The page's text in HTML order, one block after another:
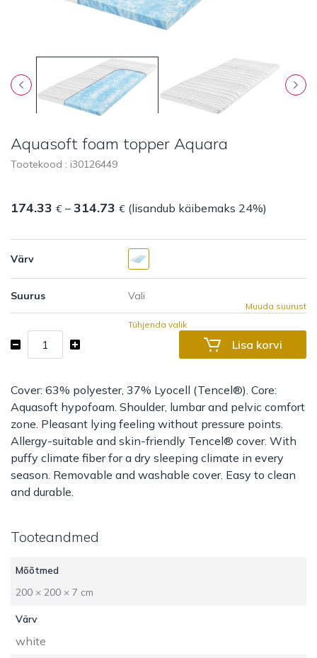
Aquasoft foam topper Aquara
Tootekood : i30126449
174.33 € – 314.73 €Hinnavahemik:
kuni
314.73 €
(lisandub käibemaks 24%)
Värv
Suurus
Tühjenda valik
Muuda suurust
Aquasoft
foam
Aquara
kogus
Lisa korvi
Cover: 63% polyester, 37% Lyocell (Tencel®). Core:
Aquasoft hypofoam. Shoulder, lumbar and pelvic comfort
zone. Pleasant lying feeling without pressure points.
Allergy-suitable and skin-friendly Tencel® cover. With
puffy climate fiber for a dry sleeping climate in every
season. Removable and washable cover. Easy to clean
and durable.
Tooteandmed
Mõõtmed
200 × 200 × 7 cm
Värv
white